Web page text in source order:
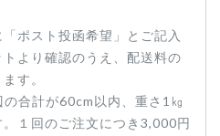
ポスト投函希望」とご記入
より確認のうえ、配送料の
す。
合計が60cm以内、重さ1㎏
１回のご注文につき3,000円